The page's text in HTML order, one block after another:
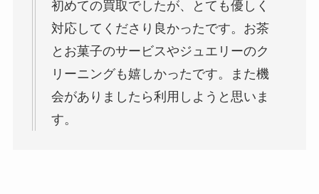
初めての買取でしたが、とても優しく
対応してくださり良かったです。お茶
とお菓子のサービスやジュエリーのク
リーニングも嬉しかったです。また機
会がありましたら利用しようと思いま
す。